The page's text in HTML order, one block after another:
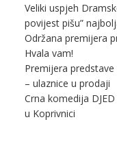
Veliki uspjeh
povijest pišu”
Održana premijera
Hvala vam!
Premijera predstave
– ulaznice u prodaji
Crna komedija DJED
u Koprivnici